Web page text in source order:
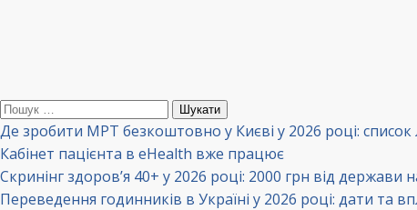
Пошук:
Де зробити МРТ безкоштовно у Києві у 2026 році:
Кабінет пацієнта в eHealth вже працює
Скринінг здоров’я 40+ у 2026 році: 2000 грн від держави
Переведення годинників в Україні у 2026 році: дати та